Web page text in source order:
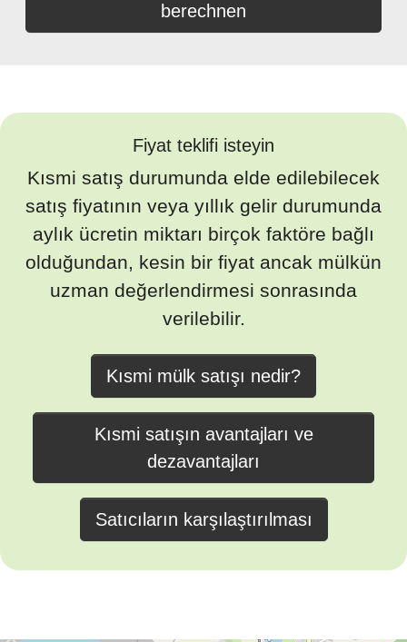
berechnen
Fiyat teklifi isteyin
Kısmi satış durumunda elde edilebilecek
satış fiyatının veya yıllık gelir durumunda
aylık ücretin miktarı birçok faktöre bağlı
olduğundan, kesin bir fiyat ancak mülkün
uzman değerlendirmesi sonrasında
verilebilir.
Kısmi mülk satışı nedir?
Kısmi satışın avantajları ve
dezavantajları
Satıcıların karşılaştırılması